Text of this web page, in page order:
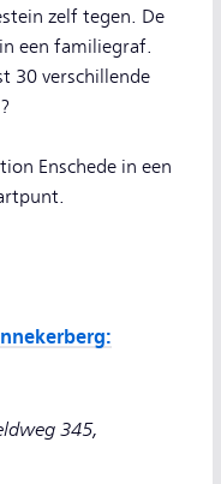
zelf tegen. De
een familiegraf.
30 verschillende
Enschede in een
345,